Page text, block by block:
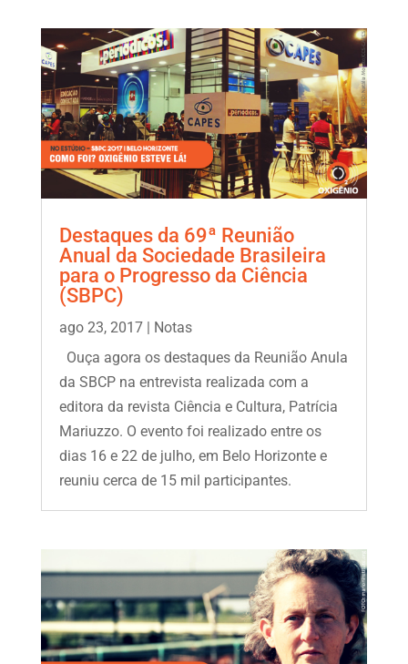
Destaques da 69ª Reunião
Anual da Sociedade Brasileira
para o Progresso da Ciência
(SBPC)
ago 23, 2017|
Notas
Ouça agora os destaques da Reunião Anula
da SBCP na entrevista realizada com a
editora da revista Ciência e Cultura, Patrícia
Mariuzzo. O evento foi realizado entre os
dias 16 e 22 de julho, em Belo Horizonte e
reuniu cerca de 15 mil participantes.